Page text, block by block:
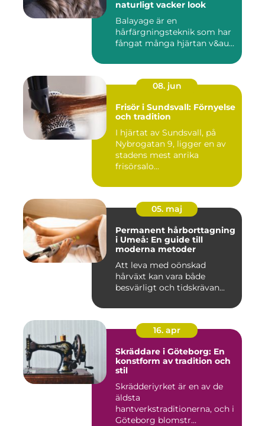
naturligt vacker look
Balayage är en
hårfärgningsteknik som har
fångat många hjärtan v&au...
08. jun
Frisör i Sundsvall: Förnyelse
och tradition
I hjärtat av Sundsvall, på
Nybrogatan 9, ligger en av
stadens mest anrika
frisörsalo...
05. maj
Permanent hårborttagning
i Umeå: En guide till
moderna metoder
Att leva med oönskad
hårväxt kan vara både
besvärligt och tidskrävan...
16. apr
Skräddare i Göteborg: En
konstform av tradition och
stil
Skrädderiyrket är en av de
äldsta
hantverkstraditionerna, och i
Göteborg blomstr...